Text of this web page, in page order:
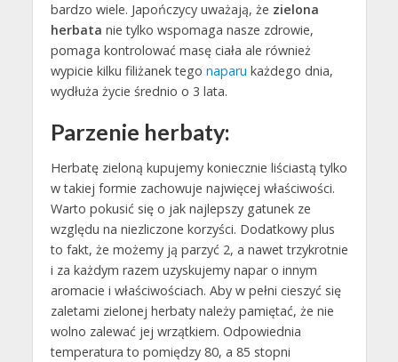
bardzo wiele. Japończycy uważają, że zielona
herbata nie tylko wspomaga nasze zdrowie,
pomaga kontrolować masę ciała ale również
wypicie kilku filiżanek tego naparu każdego dnia,
wydłuża życie średnio o 3 lata.
Parzenie herbaty:
Herbatę zieloną kupujemy koniecznie liściastą tylko
w takiej formie zachowuje najwięcej właściwości.
Warto pokusić się o jak najlepszy gatunek ze
względu na niezliczone korzyści. Dodatkowy plus
to fakt, że możemy ją parzyć 2, a nawet trzykrotnie
i za każdym razem uzyskujemy napar o innym
aromacie i właściwościach. Aby w pełni cieszyć się
zaletami zielonej herbaty należy pamiętać, że nie
wolno zalewać jej wrzątkiem. Odpowiednia
temperatura to pomiędzy 80, a 85 stopni